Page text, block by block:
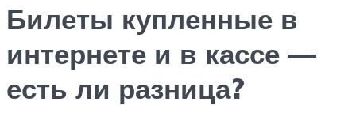
Билеты купленные в
интернете и в кассе —
есть ли разница?